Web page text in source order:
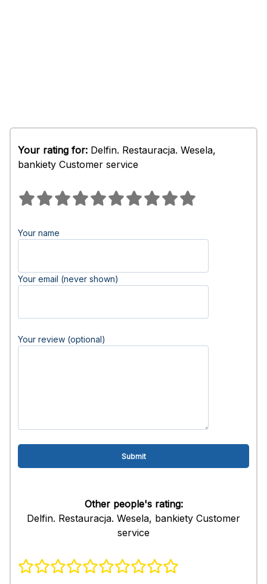
Your rating for: Delfin. Restauracja. Wesela,
bankiety Customer service
Your name
Your email (never shown)
Your review (optional)
Other people's rating:
Delfin. Restauracja. Wesela, bankiety Customer
service